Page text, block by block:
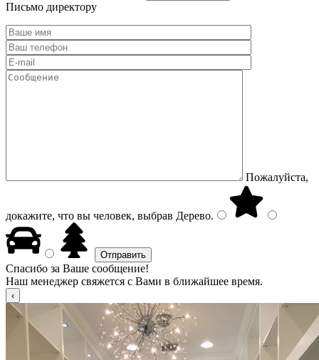
Письмо директору
Пожалуйста,
докажите, что вы человек, выбрав Дерево.
Спасибо за Ваше сообщение!
Наш менеджер свяжется с Вами в ближайшее время.